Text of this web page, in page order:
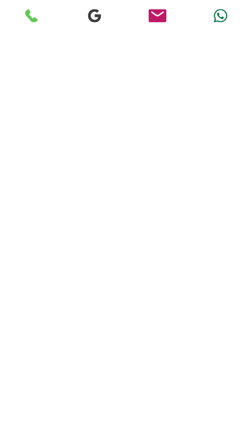
Tataouine, Chenini e Douiret